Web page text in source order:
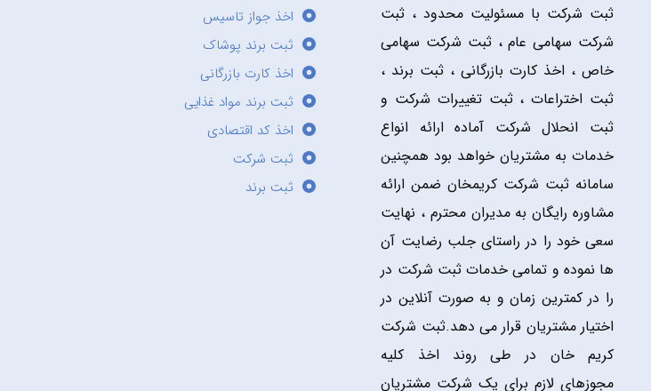
ثبت شرکت با مسئولیت محدود ، ثبت
شرکت سهامی عام ، ثبت شرکت سهامی
خاص ، اخذ کارت بازرگانی ، ثبت برند ،
ثبت اختراعات ، ثبت تغییرات شرکت و
ثبت انحلال شرکت آماده ارائه انواع
خدمات به مشتریان خواهد بود همچنین
سامانه ثبت شرکت کریمخان ضمن ارائه
مشاوره رایگان به مدیران محترم ، نهایت
سعی خود را در راستای جلب رضایت آن
ها نموده و تمامی خدمات ثبت شرکت در
را در کمترین زمان و به صورت آنلاین در
اختیار مشتریان قرار می دهد.ثبت شرکت
کریم خان در طی روند اخذ کلیه
مجوزهای لازم برای یک شرکت مشتریان
اخذ جواز تاسیس
ثبت برند پوشاک
اخذ کارت بازرگانی
ثبت برند مواد غذایی
اخذ کد اقتصادی
ثبت شرکت
ثبت برند